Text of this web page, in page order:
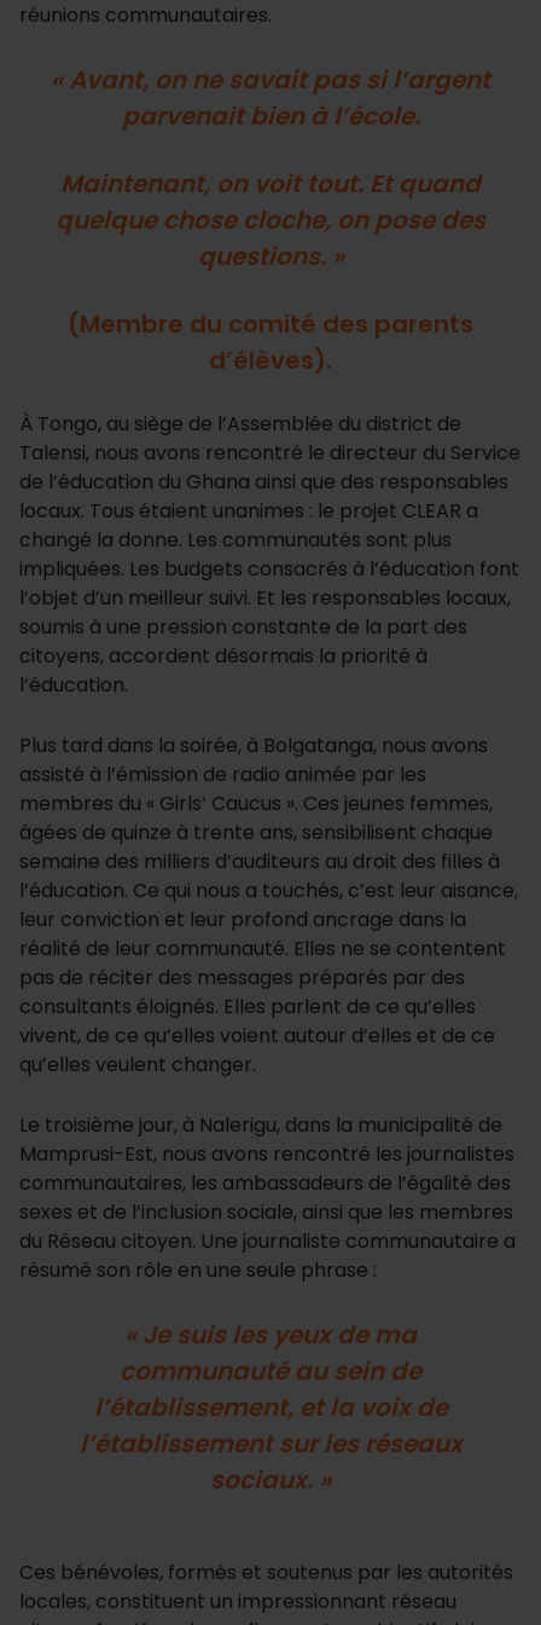
réunions communautaires.
« Avant, on ne savait pas si l’argent
parvenait bien à l’école.
Maintenant, on voit tout. Et quand
quelque chose cloche, on pose des
questions. »
(Membre du comité des parents
d’élèves).
À Tongo, au siège de l’Assemblée du district de
Talensi, nous avons rencontré le directeur du Service
de l’éducation du Ghana ainsi que des responsables
locaux. Tous étaient unanimes : le projet CLEAR a
changé la donne. Les communautés sont plus
impliquées. Les budgets consacrés à l’éducation font
l’objet d’un meilleur suivi. Et les responsables locaux,
soumis à une pression constante de la part des
citoyens, accordent désormais la priorité à
l’éducation.
Plus tard dans la soirée, à Bolgatanga, nous avons
assisté à l’émission de radio animée par les
membres du « Girls’ Caucus ». Ces jeunes femmes,
âgées de quinze à trente ans, sensibilisent chaque
semaine des milliers d’auditeurs au droit des filles à
l’éducation. Ce qui nous a touchés, c’est leur aisance,
leur conviction et leur profond ancrage dans la
réalité de leur communauté. Elles ne se contentent
pas de réciter des messages préparés par des
consultants éloignés. Elles parlent de ce qu’elles
vivent, de ce qu’elles voient autour d’elles et de ce
qu’elles veulent changer.
Le troisième jour, à Nalerigu, dans la municipalité de
Mamprusi-Est, nous avons rencontré les journalistes
communautaires, les ambassadeurs de l’égalité des
sexes et de l’inclusion sociale, ainsi que les membres
du Réseau citoyen. Une journaliste communautaire a
résumé son rôle en une seule phrase :
« Je suis les yeux de ma
communauté au sein de
l’établissement, et la voix de
l’établissement sur les réseaux
sociaux. »
Ces bénévoles, formés et soutenus par les autorités
locales, constituent un impressionnant réseau